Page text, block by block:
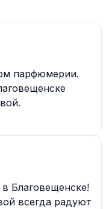
парфюмерии.
Благовещенске!
всегда радуют